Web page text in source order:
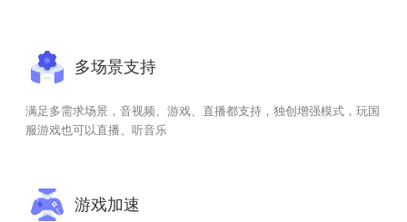
多场景支持
满足多需求场景，音视频、游戏、直播都支持，独创增强模式，玩国
服游戏也可以直播、听音乐
游戏加速